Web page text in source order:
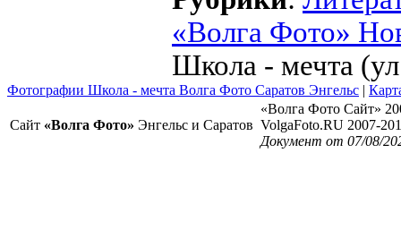
«Волга Фото»
Школа - мечта
Фотографии Школа - мечта Волга Фото Саратов Энгельс |
Сайт «Волга Фото» Энгельс и Саратов
«Волга Фото Сайт»
VolgaFoto.RU 2007-
Документ от 07/08/